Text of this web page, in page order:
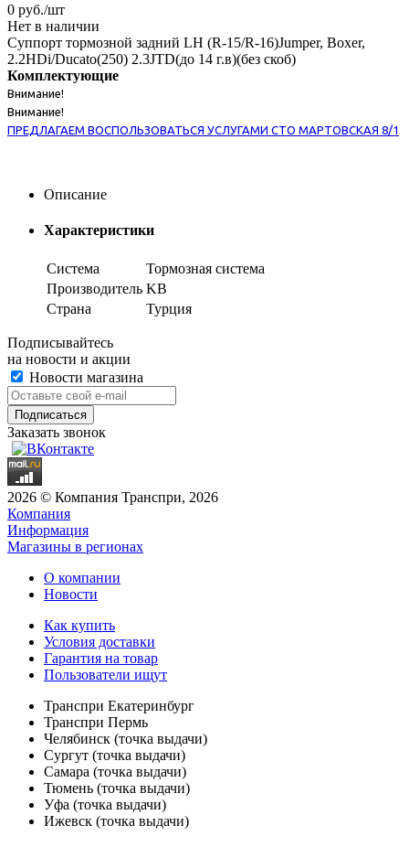
0 руб./шт
Нет в наличии
Суппорт тормозной задний LH (R-15/R-16)Jumper, Boxer,
2.2HDi/Ducato(250) 2.3JTD(до 14 г.в)(без скоб)
Комплектующие
Внимание!
Внимание!
ПРЕДЛАГАЕМ ВОСПОЛЬЗОВАТЬСЯ УСЛУГАМИ СТО МАРТОВСКАЯ 8/1
Описание
Характеристики
Система
Тормозная система
Производитель KB
Страна
Турция
Подписывайтесь
на новости и акции
Новости магазина
Заказать звонок
2026 © Компания Транспри, 2026
Компания
Информация
Магазины в регионах
О компании
Новости
Как купить
Условия доставки
Гарантия на товар
Пользователи ищут
Транспри Екатеринбург
Транспри Пермь
Челябинск (точка выдачи)
Сургут (точка выдачи)
Самара (точка выдачи)
Тюмень (точка выдачи)
Уфа (точка выдачи)
Ижевск (точка выдачи)